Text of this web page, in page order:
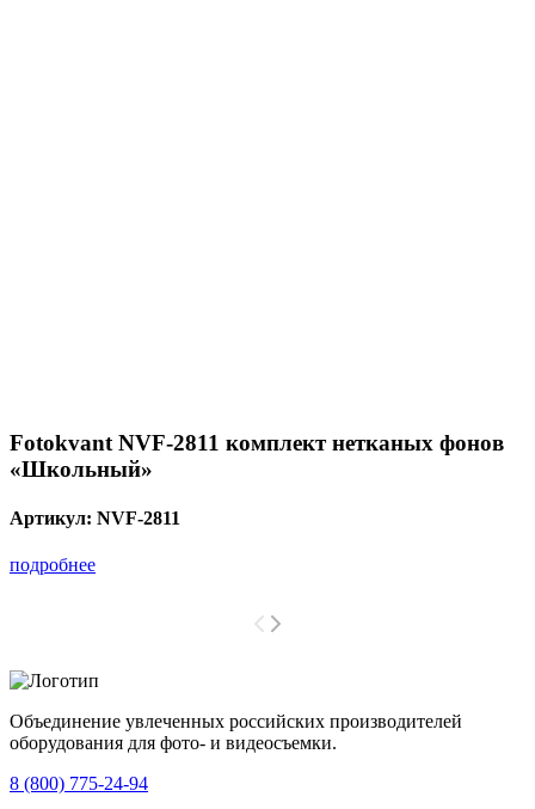
Fotokvant NVF-2811 комплект нетканых фонов
«Школьный»
Артикул: NVF-2811
подробнее
Объединение увлеченных российских производителей
оборудования для фото- и видеосъемки.
8 (800) 775-24-94